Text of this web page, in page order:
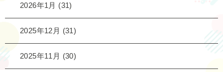
2026年1月 (31)
2025年12月 (31)
2025年11月 (30)